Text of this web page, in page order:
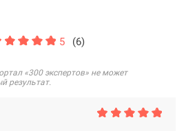
5 (6)
«300 экспертов» не может
результат.